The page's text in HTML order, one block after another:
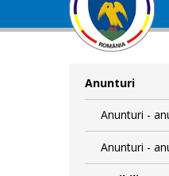
Anunturi
Anunturi -
Anunturi -